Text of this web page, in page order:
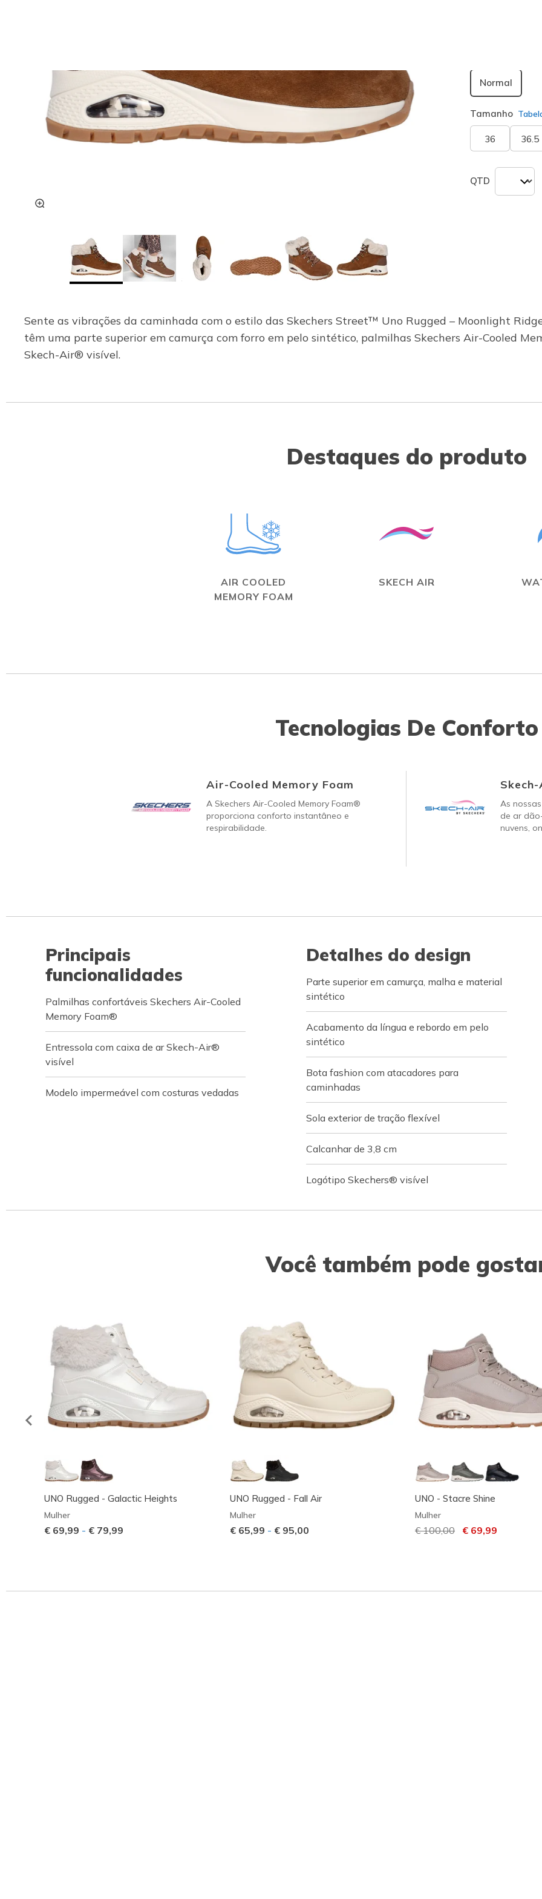
Normal
Tamanho
36 36.5
QTD
Sente as vibrações da caminhada com o estilo das Skechers Street™ Uno Rugged – Moonlight
têm uma parte superior em camurça com forro em pelo sintético, palmilhas Skechers Air-Cooled
Skech-Air® visível.
Destaques do produto
AIR COOLED
MEMORY FOAM
SKECH AIR
Tecnologias De Conforto
Air-Cooled Memory Foam
A Skechers Air-Cooled Memory Foam®
proporciona conforto instantâneo e
respirabilidade.
As
de ar
nuvens,
Principais
funcionalidades
Palmilhas confortáveis Skechers Air-Cooled
Memory Foam®
Entressola com caixa de ar Skech-Air®
visível
Modelo impermeável com costuras vedadas
Detalhes do design
Parte superior em camurça, malha e material
sintético
Acabamento da língua e rebordo em pelo
sintético
Bota fashion com atacadores para
caminhadas
Sola exterior de tração flexível
Calcanhar de 3,8 cm
Logótipo Skechers® visível
Você também pode
UNO Rugged - Galactic Heights
Mulher
€ 69,99 - € 79,99
UNO Rugged - Fall Air
Mulher
€ 65,99 - € 95,00
UNO - Stacre Shine
Mulher
Preço com desconto de
€ 100,00 para
€ 69,99